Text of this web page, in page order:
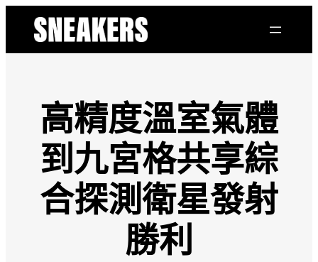
高精度溫室氣體
到九宮格共享綜
合探測衛星發射
勝利